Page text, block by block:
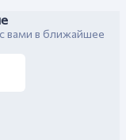
вами в ближайшее